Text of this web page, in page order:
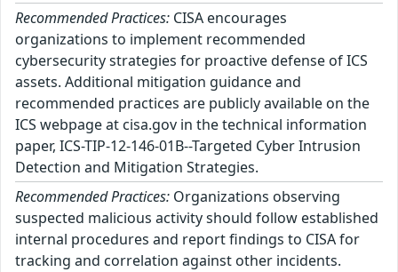
Recommended Practices: CISA encourages
organizations to implement recommended
cybersecurity strategies for proactive defense of ICS
assets. Additional mitigation guidance and
recommended practices are publicly available on the
ICS webpage at cisa.gov in the technical information
paper, ICS-TIP-12-146-01B--Targeted Cyber Intrusion
Detection and Mitigation Strategies.
Recommended Practices: Organizations observing
suspected malicious activity should follow established
internal procedures and report findings to CISA for
tracking and correlation against other incidents.